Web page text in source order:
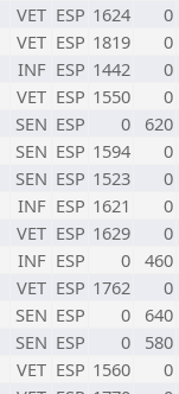
VET ESP 1624 0
VET ESP 1819 0
INF ESP 1442 0
VET ESP 1550 0
SEN ESP 0 620
SEN ESP 1594 0
SEN ESP 1523 0
INF ESP 1621 0
VET ESP 1629 0
INF ESP 0 460
VET ESP 1762 0
SEN ESP 0 640
SEN ESP 0 580
VET ESP 1560 0